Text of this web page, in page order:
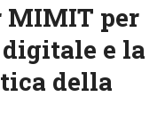
MIMIT per
e la
della